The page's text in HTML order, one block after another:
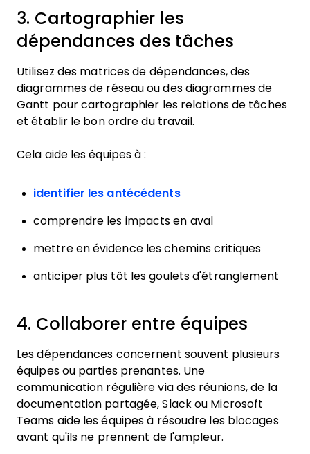
3. Cartographier les
dépendances des tâches
Utilisez des matrices de dépendances, des
diagrammes de réseau ou des diagrammes de
Gantt pour cartographier les relations de tâches
et établir le bon ordre du travail.
Cela aide les équipes à :
identifier les antécédents
comprendre les impacts en aval
mettre en évidence les chemins critiques
anticiper plus tôt les goulets d'étranglement
4. Collaborer entre équipes
Les dépendances concernent souvent plusieurs
équipes ou parties prenantes. Une
communication régulière via des réunions, de la
documentation partagée, Slack ou Microsoft
Teams aide les équipes à résoudre les blocages
avant qu'ils ne prennent de l'ampleur.